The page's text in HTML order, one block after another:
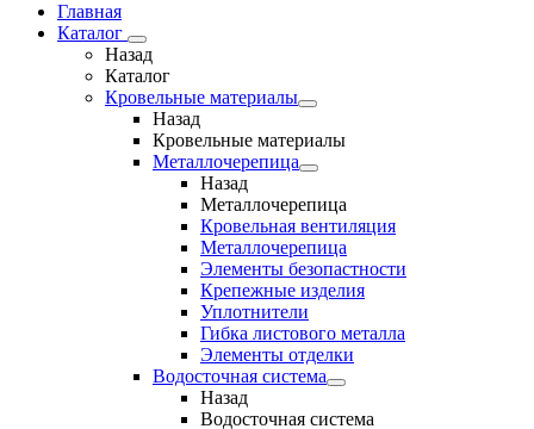
Главная
Каталог
Назад
Каталог
Кровельные материалы
Назад
Кровельные материалы
Металлочерепица
Назад
Металлочерепица
Кровельная вентиляция
Металлочерепица
Элементы безопастности
Крепежные изделия
Уплотнители
Гибка листового металла
Элементы отделки
Водосточная система
Назад
Водосточная система